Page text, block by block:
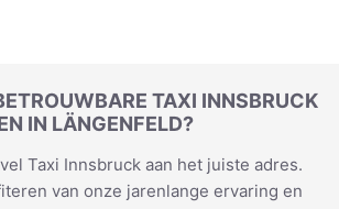
TAXI INNSBRUCK
IN LÄNGENFELD?
Taxi Innsbruck aan het juiste adres.
van onze jarenlange ervaring en